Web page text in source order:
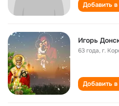
Добавить
Игорь
63 года,г.
Добавить